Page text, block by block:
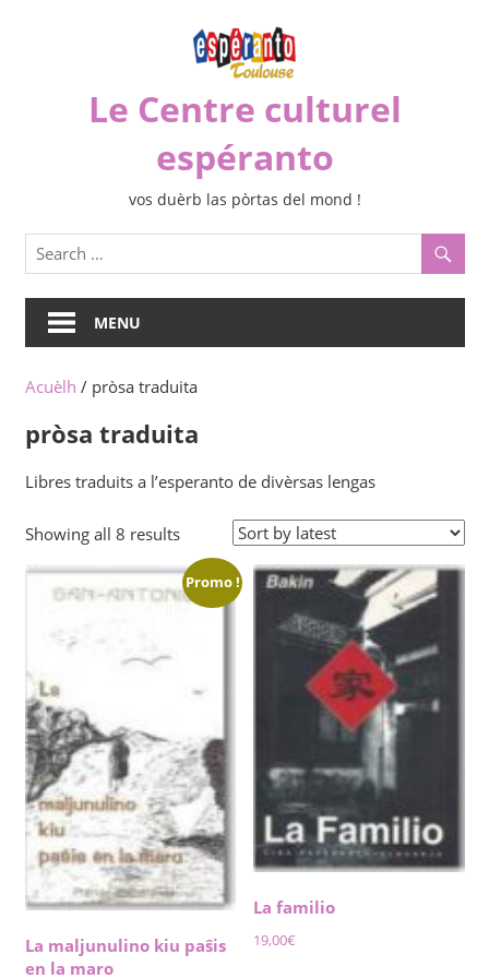
Le Centre culturel
espéranto
vos duèrb las pòrtas del mond !
MENU
Acuèlh / pròsa traduita
pròsa traduita
Libres traduits a l’esperanto de divèrsas lengas
Showing all 8 resultsSorted
by
latest
Promo !
La maljunulino kiu paŝis
en la maro
La familio
19,00€